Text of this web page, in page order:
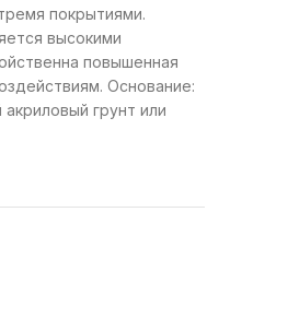
покрытиями.
высокими
повышенная
Основание:
грунт или